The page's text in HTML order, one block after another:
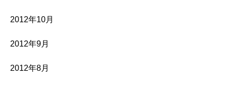
2012年10月
2012年9月
2012年8月